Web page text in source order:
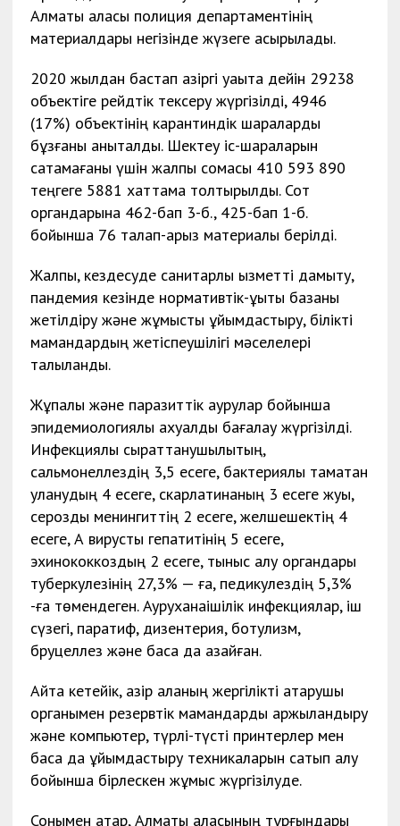
Алматы қаласы полиция департаментінің
материалдары негізінде жүзеге асырылады.
2020 жылдан бастап қазіргі уақытқа дейін 29238
объектіге рейдтік тексеру жүргізілді, 4946
(17%) объектінің карантиндік шараларды
бұзғаны анықталды. Шектеу іс-шараларын
сақтамағаны үшін жалпы сомасы 410 593 890
теңгеге 5881 хаттама толтырылды. Сот
органдарына 462-бап 3-б., 425-бап 1-б.
бойынша 76 талап-арыз материалы берілді.
Жалпы, кездесуде санитарлық қызметті дамыту,
пандемия кезінде нормативтік-құқықтық базаны
жетілдіру және жұмысты ұйымдастыру, білікті
мамандардың жетіспеушілігі мәселелері
талқыланды.
Жұқпалы және паразиттік аурулар бойынша
эпидемиологиялық ахуалды бағалау жүргізілді.
Инфекциялық сырқаттанушылықтың,
сальмонеллездің 3,5 есеге, бактериялық тамақтан
уланудың 4 есеге, скарлатинаның 3 есеге жуық,
серозды менингиттің 2 есеге, желшешектің 4
есеге, А вирустық гепатитінің 5 есеге,
эхинококкоздың 2 есеге, тыныс алу органдары
туберкулезінің 27,3% — ға, педикулездің 5,3%
-ға төмендеген. Ауруханаішілік инфекциялар, іш
сүзегі, паратиф, дизентерия, ботулизм,
бруцеллез және басқа да азайған.
Айта кетейік, қазір қаланың жергілікті атқарушы
органымен резервтік мамандарды қаржыландыру
және компьютер, түрлі-түсті принтерлер мен
басқа да ұйымдастыру техникаларын сатып алу
бойынша бірлескен жұмыс жүргізілуде.
Сонымен қатар, Алматы қаласының тұрғындары